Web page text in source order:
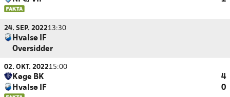
24. SEP. 202213:30
Hvalsø IF
Oversidder
02. OKT. 202215:00
Køge BK
4
Hvalsø IF
0